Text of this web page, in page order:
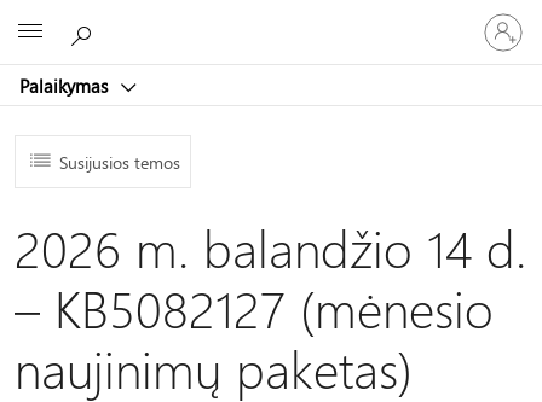
Palaikymas
prie
paskyros
Susijusios temos
2026 m. balandžio 14 d.
– KB5082127 (mėnesio
naujinimų paketas)